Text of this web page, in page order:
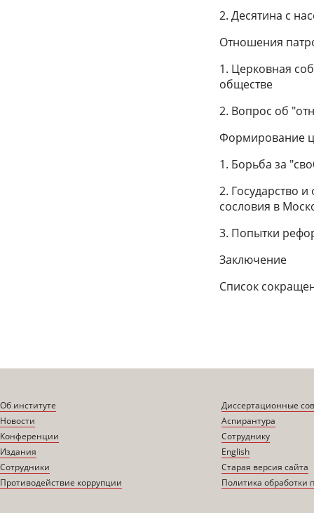
2. Десятина с
Отношения
1. Церковная
обществе
2. Вопрос об
Формирование
1. Борьба за
2. Государство
сословия в
3. Попытки
Заключение
Список
Об институте
Новости
Конференции
Издания
Сотрудники
Противодействие коррупции
Диссертационные
Аспирантура
Сотруднику
English
Старая версия сайта
Политика обработки